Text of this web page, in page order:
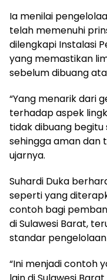
Ia menilai
telah memenuhi
dilengkapi Instalasi
yang memastikan
sebelum dibuang
“Yang menarik dari
terhadap aspek
tidak dibuang begitu
sehingga aman dan
ujarnya.
Suhardi Duka
seperti yang
contoh bagi
di Sulawesi Barat,
standar
“Ini menjadi contoh